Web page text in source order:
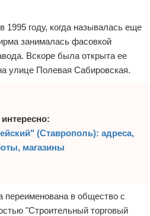
году, когда называлась еще
занималась фасовкой
Вскоре была открыта ее
улице Полевая Сабировская.
(Ставрополь): адреса,
магазины
переименована в общество с
"Строительный торговый